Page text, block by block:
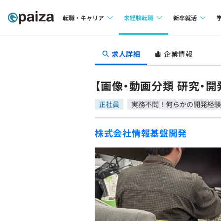
転職・キャリア
転職成功ガイド
転職エージェント
未経験転職
求人検索
転職成功ガイド
新卒就活
本選考
インターン
新卒エージェ
イベント・セ
インタビュー
就活成功ガイド
求人詳細 企業情報
【画像・動画分類 研究・
正社員 実務不問！何らかの開発経
株式会社情報基盤開発